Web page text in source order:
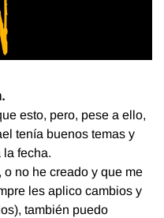
esto, pero, pese a ello,
tenía buenos temas y
la fecha.
no he creado y que me
les aplico cambios y
también puedo